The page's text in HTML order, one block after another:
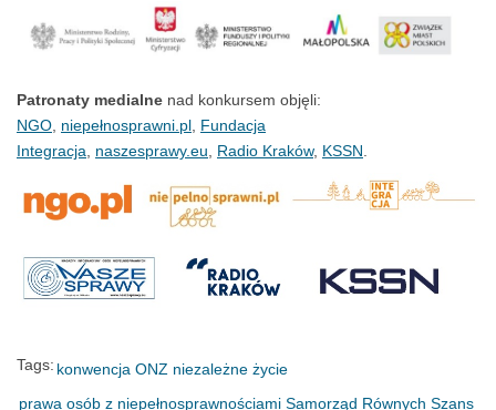
Patronaty medialne nad konkursem objęli:
NGO niepełnosprawni.pl Fundacja
Integracja
naszesprawy.eu Radio Kraków, KSSN
Tags: konwencja ONZ niezależne życie
prawa osób z niepełnosprawnościami Samorząd Równych Szans